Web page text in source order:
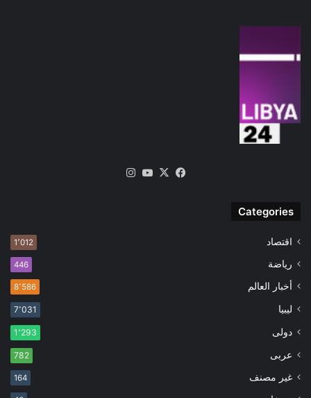
فيسبوك
‫X
‫YouTube
Categories
اقتصاد 1٬012
رياضة 446
أخبار العالم 8٬586
ليبيا 7٬031
دولى 1٬293
عربى 782
غير مصنف 164